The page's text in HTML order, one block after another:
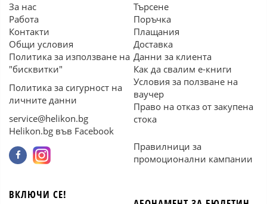
За нас
Работа
Контакти
Общи условия
Политика за използване на
"бисквитки"
Политика за сигурност на
личните данни
service@helikon.bg
Helikon.bg във Facebook
Търсене
Поръчка
Плащания
Доставка
Данни за клиента
Как да свалим е-книги
Условия за ползване на
ваучер
Право на отказ от закупена
стока
Правилници за
промоционални кампании
ВКЛЮЧИ СЕ!